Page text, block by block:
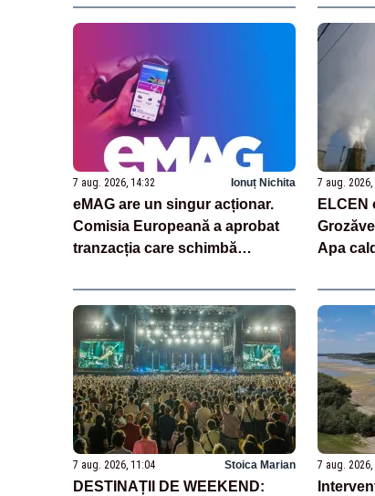
7 aug. 2026, 14:32 Ionuț Nichita
eMAG are un singur acționar.
Comisia Europeană a aprobat
tranzacția care schimbă
7 aug. 2026,
ELCEN
Apa
7 aug. 2026, 11:04 Stoica Marian
DESTINAȚII DE WEEKEND:
7 aug. 2026,